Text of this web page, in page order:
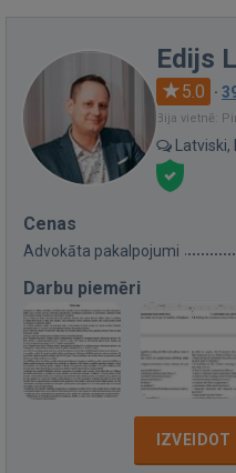
Edijs
5.0 ·
Bija vietnē:
Cenas
Advokāta pakalpojumi
Darbu piemēri